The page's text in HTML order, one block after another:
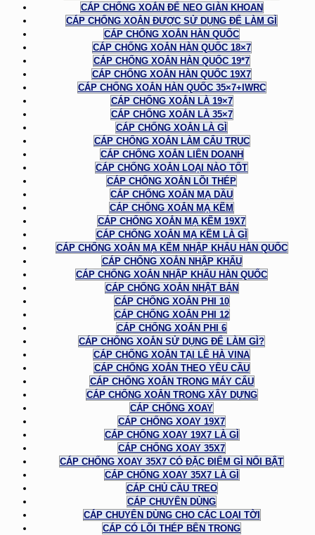
CÁP CHỐNG XOẮN ĐỂ NEO GIÀN KHOAN
CÁP CHỐNG XOẮN ĐƯỢC SỬ DỤNG ĐỂ LÀM GÌ
CÁP CHỐNG XOẮN HÀN QUỐC
CÁP CHỐNG XOẮN HÀN QUỐC 18×7
CÁP CHỐNG XOẮN HÀN QUỐC 19*7
CÁP CHỐNG XOẮN HÀN QUỐC 19X7
CÁP CHỐNG XOẮN HÀN QUỐC 35×7+IWRC
CÁP CHỐNG XOẮN LÀ 19×7
CÁP CHỐNG XOẮN LÀ 35×7
CÁP CHỐNG XOẮN LÀ GÌ
CÁP CHỐNG XOẮN LÀM CẨU TRỤC
CÁP CHỐNG XOẮN LIÊN DOANH
CÁP CHỐNG XOẮN LOẠI NÀO TỐT
CÁP CHỐNG XOẮN LÕI THÉP
CÁP CHỐNG XOẮN MẠ DẦU
CÁP CHỐNG XOẮN MẠ KẼM
CÁP CHỐNG XOẮN MẠ KẼM 19X7
CÁP CHỐNG XOẮN MẠ KẼM LÀ GÌ
CÁP CHỐNG XOẮN MẠ KẼM NHẬP KHẨU HÀN QUỐC
CÁP CHỐNG XOẮN NHẬP KHẨU
CÁP CHỐNG XOẮN NHẬP KHẨU HÀN QUỐC
CÁP CHỐNG XOẮN NHẬT BẢN
CÁP CHỐNG XOẮN PHI 10
CÁP CHỐNG XOẮN PHI 12
CÁP CHỐNG XOẮN PHI 6
CÁP CHỐNG XOẮN SỬ DỤNG ĐỂ LÀM GÌ?
CÁP CHỐNG XOẮN TẠI LÊ HÀ VINA
CÁP CHỐNG XOẮN THEO YÊU CẦU
CÁP CHỐNG XOẮN TRONG MÁY CẨU
CÁP CHỐNG XOẮN TRONG XÂY DỰNG
CÁP CHỐNG XOAY
CÁP CHỐNG XOAY 19X7
CÁP CHỐNG XOAY 19X7 LÀ GÌ
CÁP CHỐNG XOAY 35X7
CÁP CHỐNG XOAY 35X7 CÓ ĐẶC ĐIỂM GÌ NỔI BẬT
CÁP CHỐNG XOAY 35X7 LÀ GÌ
CÁP CHỦ CẦU TREO
CÁP CHUYÊN DÙNG
CÁP CHUYÊN DÙNG CHO CÁC LOẠI TỜI
CÁP CÓ LÕI THÉP BÊN TRONG